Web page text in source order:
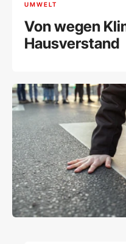
UMWELT
Von wegen
Hausverstand